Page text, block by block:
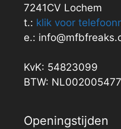
7241CV Lochem
t.: klik voor
e.:
KvK: 54823099
BTW:
Openingstijden